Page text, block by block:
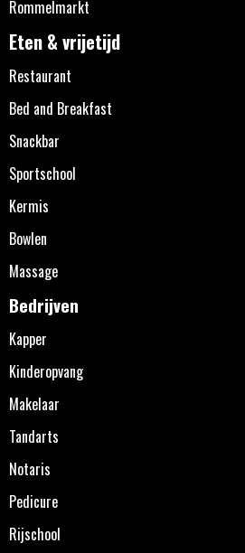
Rommelmarkt
Eten & vrijetijd
Restaurant
Bed and Breakfast
Snackbar
Sportschool
Kermis
Bowlen
Massage
Bedrijven
Kapper
Kinderopvang
Makelaar
Tandarts
Notaris
Pedicure
Rijschool